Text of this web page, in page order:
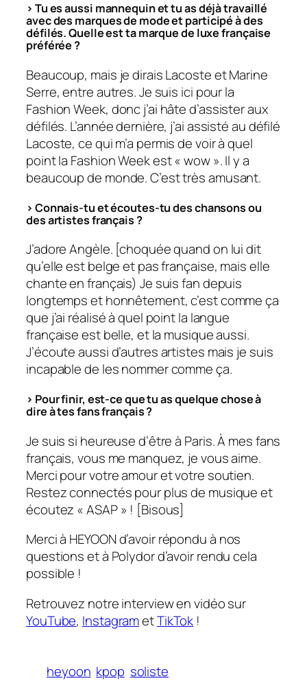
> Tu es aussi mannequin et tu as déjà travaillé
avec des marques de mode et participé à des
défilés. Quelle est ta marque de luxe française
préférée ?
Beaucoup, mais je dirais Lacoste et Marine
Serre, entre autres. Je suis ici pour la
Fashion Week, donc j’ai hâte d’assister aux
défilés. L’année dernière, j’ai assisté au défilé
Lacoste, ce qui m’a permis de voir à quel
point la Fashion Week est « wow ». Il y a
beaucoup de monde. C’est très amusant.
> Connais-tu et écoutes-tu des chansons ou
des artistes français ?
J’adore Angèle. [choquée quand on lui dit
qu’elle est belge et pas française, mais elle
chante en français) Je suis fan depuis
longtemps et honnêtement, c’est comme ça
que j’ai réalisé à quel point la langue
française est belle, et la musique aussi.
J’écoute aussi d’autres artistes mais je suis
incapable de les nommer comme ça.
> Pour finir, est-ce que tu as quelque chose à
dire à tes fans français ?
Je suis si heureuse d’être à Paris. À mes fans
français, vous me manquez, je vous aime.
Merci pour votre amour et votre soutien.
Restez connectés pour plus de musique et
écoutez « ASAP » ! [Bisous]
Merci à HEYOON d’avoir répondu à nos
questions et à Polydor d’avoir rendu cela
possible !
Retrouvez notre interview en vidéo sur
YouTube, InstagrametTikTok !
heyoon kpop soliste